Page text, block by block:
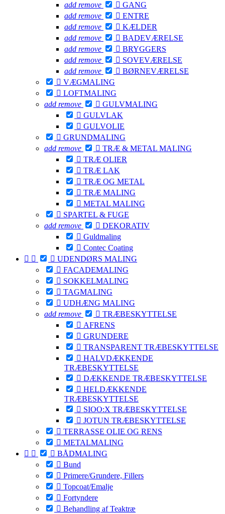
add remove  GANG
add remove  ENTRE
add remove  KÆLDER
add remove  BADEVÆRELSE
add remove  BRYGGERS
add remove  SOVEVÆRELSE
add remove  BØRNEVÆRELSE
 VÆGMALING
 LOFTMALING
add remove  GULVMALING
 GULVLAK
 GULVOLIE
 GRUNDMALING
add remove  TRÆ & METAL MALING
 TRÆ OLIER
 TRÆ LAK
 TRÆ OG METAL
 TRÆ MALING
 METAL MALING
 SPARTEL & FUGE
add remove  DEKORATIV
 Guldmaling
 Contec Coating
   UDENDØRS MALING
 FACADEMALING
 SOKKELMALING
 TAGMALING
 UDHÆNG MALING
add remove  TRÆBESKYTTELSE
 AFRENS
 GRUNDERE
 TRANSPARENT TRÆBESKYTTELSE
 HALVDÆKKENDE
TRÆBESKYTTELSE
 DÆKKENDE TRÆBESKYTTELSE
 HELDÆKKENDE
TRÆBESKYTTELSE
 SIOO:X TRÆBESKYTTELSE
 JOTUN TRÆBESKYTTELSE
 TERRASSE OLIE OG RENS
 METALMALING
   BÅDMALING
 Bund
 Primere/Grundere, Fillers
 Topcoat/Emalje
 Fortyndere
 Behandling af Teaktræ